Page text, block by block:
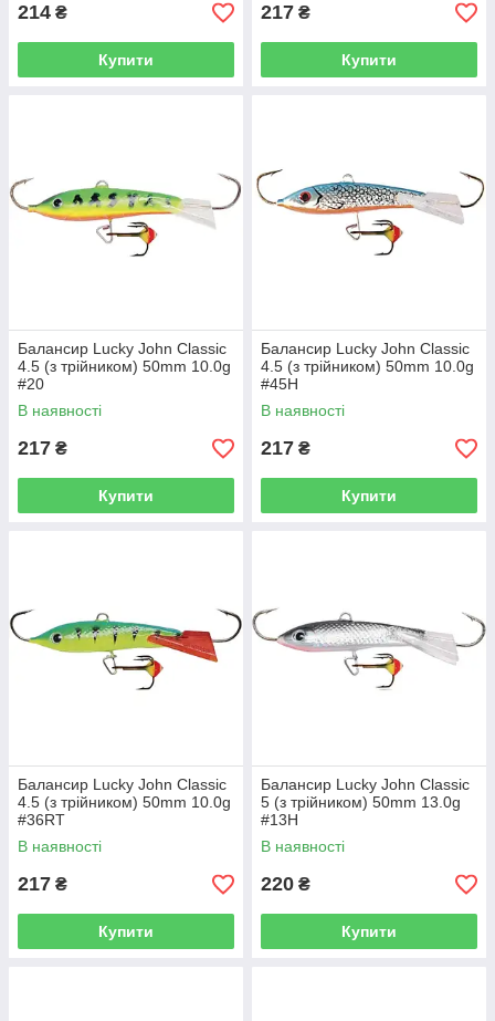
214 ₴
Купити
217 ₴
Купити
Балансир Lucky John Classic
4.5 (з трійником) 50mm 10.0g
#20
В наявності
217 ₴
Купити
Балансир Lucky John Classic
4.5 (з трійником) 50mm 10.0g
#45H
В наявності
217 ₴
Купити
Балансир Lucky John Classic
4.5 (з трійником) 50mm 10.0g
#36RT
В наявності
217 ₴
Купити
Балансир Lucky John Classic
5 (з трійником) 50mm 13.0g
#13H
В наявності
220 ₴
Купити